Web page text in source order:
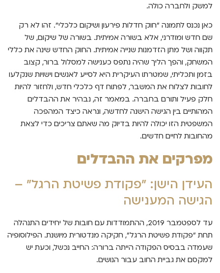
למשק ולחברה כולה.
כאן נכנס לתמונה "חוק חדלות פירעון ושיקום כלכלי". זהו לא רק
שם חדש ומודרני, אלא בשורה אמיתית. בשורה של שיקום, של
תקווה ושל מתן הזדמנות שנייה אמיתית. החוק החדש שינה את כללי
המשחק, והפך הליך שהיה נתפס כענישה למסלול ברור, קצוב
בזמן ותכליתי, שמטרתו העיקרית היא לסייע לאנשים וישויות שנקלעו
לחובות לצלוח את המשבר, לפתוח דף כלכלי חדש, ולחזור להיות
חלק פעיל ותורם בחברה. במאמר זה, נבהיר את ההבדלים
המהותיים בין הגישה הישנה לחדשה, ונראה כיצד המהפכה
המשפטית הזו יכולה להיות בדיוק מה שאתם צריכים כדי לצאת
מהחובות לחיים חדשים.
מפרקים את ההבדלים
העידן הישן: "פקודת פשיטת הרגל" –
הגישה המענישה
עד לספטמבר 2019, ההתמודדות עם חובות של יחידים התנהלה
תחת "פקודת פשיטת הרגל", חקיקה מנדטורית מיושנת. הפילוסופיה
שעמדה בבסיס הפקודה הייתה ברורה: החייב נכשל, וכעת יש
למקסם את גביית החוב עבור הנושים.